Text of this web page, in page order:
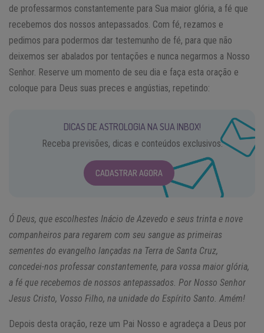
de professarmos constantemente para Sua maior glória, a fé que
recebemos dos nossos antepassados. Com fé, rezamos e
pedimos para podermos dar testemunho de fé, para que não
deixemos ser abalados por tentações e nunca negarmos a Nosso
Senhor. Reserve um momento de seu dia e faça esta oração e
coloque para Deus suas preces e angústias, repetindo:
DICAS DE ASTROLOGIA NA SUA INBOX!
Receba previsões, dicas e conteúdos exclusivos.
CADASTRAR AGORA
Ó Deus, que escolhestes Inácio de Azevedo e seus trinta e nove
companheiros para regarem com seu sangue as primeiras
sementes do evangelho lançadas na Terra de Santa Cruz,
concedei-nos professar constantemente, para vossa maior glória,
a fé que recebemos de nossos antepassados. Por Nosso Senhor
Jesus Cristo, Vosso Filho, na unidade do Espírito Santo. Amém!
Depois desta oração, reze um Pai Nosso e agradeça a Deus por